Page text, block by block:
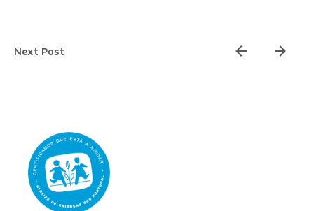
Next Post